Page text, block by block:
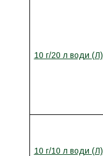
10 г/20 л води (Л)
10 г/10 л води (Л)